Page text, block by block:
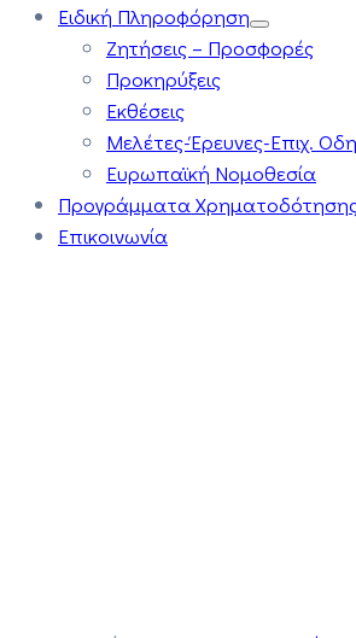
Ειδική Πληροφόρηση
Ζητήσεις – Προσφορές
Προκηρύξεις
Εκθέσεις
Μελέτες-Έρευνες-Επιχ.
Ευρωπαϊκή Νομοθεσία
Προγράμματα
Επικοινωνία